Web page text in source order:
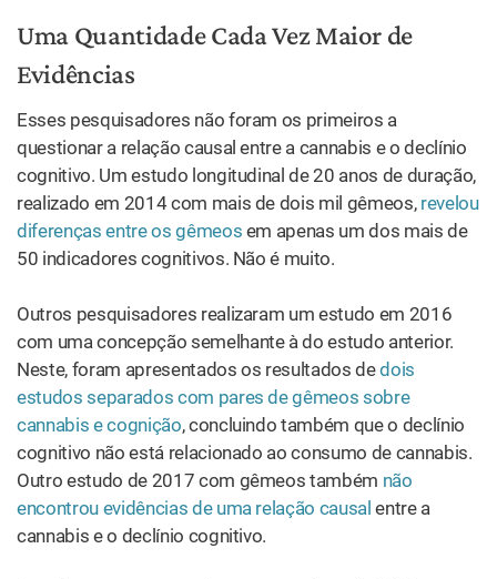
Uma Quantidade Cada Vez Maior de
Evidências
Esses pesquisadores não foram os primeiros a
questionar a relação causal entre a cannabis e o declínio
cognitivo. Um estudo longitudinal de 20 anos de duração,
realizado em 2014 com mais de dois mil gêmeos,revelou
diferenças entre os gêmeos em apenas um dos mais de
50 indicadores cognitivos. Não é muito.
Outros pesquisadores realizaram um estudo em 2016
com uma concepção semelhante à do estudo anterior.
Neste, foram apresentados os resultados dedois
estudos separados com pares de gêmeos sobre
cannabis e cognição, concluindo também que o declínio
cognitivo não está relacionado ao consumo de cannabis.
Outro estudo de 2017 com gêmeos também não
encontrou evidências de uma relação causal entre a
cannabis e o declínio cognitivo.